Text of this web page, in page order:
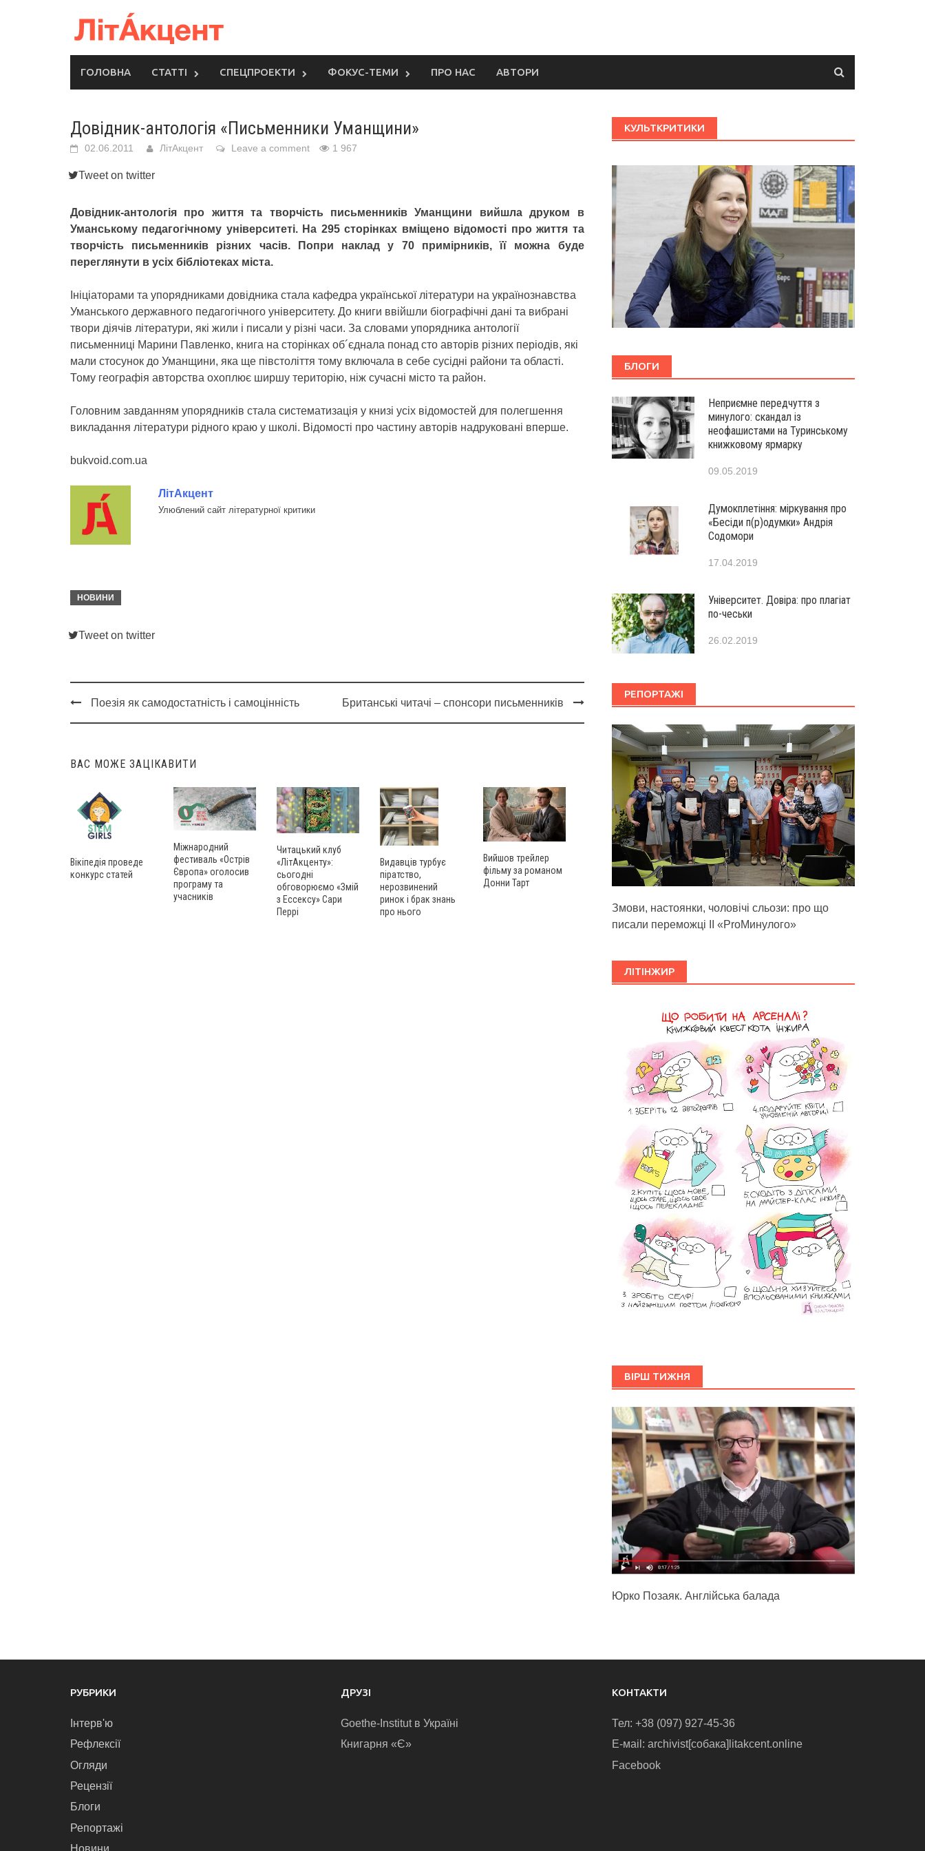
ГОЛОВНА СТАТТІ СПЕЦПРОЕКТИ ФОКУС-ТЕМИ ПРО НАС АВТОРИ
Довідник-антологія «Письменники Уманщини»
02.06.2011 ЛітАкцент Leave a comment 1 967
Tweet on twitter
Довідник-антологія про життя та творчість письменників Уманщини вийшла друком в
Уманському педагогічному університеті. На 295 сторінках вміщено відомості про життя та
творчість письменників різних часів. Попри наклад у 70 примірників, її можна буде
переглянути в усіх бібліотеках міста.
Ініціаторами та упорядниками довідника стала кафедра української літератури на українознавства
Уманського державного педагогічного університету. До книги ввійшли біографічні дані та вибрані
твори діячів літератури, які жили і писали у різні часи. За словами упорядника антології
письменниці Марини Павленко, книга на сторінках об´єднала понад сто авторів різних періодів, які
мали стосунок до Уманщини, яка ще півстоліття тому включала в себе сусідні райони та області.
Тому географія авторства охоплює ширшу територію, ніж сучасні місто та район.
Головним завданням упорядників стала систематизація у книзі усіх відомостей для полегшення
викладання літератури рідного краю у школі. Відомості про частину авторів надруковані вперше.
bukvoid.com.ua
ЛітАкцент
Улюблений сайт літературної критики
НОВИНИ
Tweet on twitter
Post
Поезія як самодостатність і самоцінність Британські читачі – спонсори письменників
ВАС МОЖЕ ЗАЦІКАВИТИ
Вікіпедія проведе
конкурс статей
Міжнародний
фестиваль «Острів
Європа» оголосив
програму та
учасників
Читацький клуб
«ЛітАкценту»:
сьогодні
обговорюємо «Змій
з Ессексу» Сари
Перрі
Видавців турбує
піратство,
нерозвинений
ринок і брак знань
про нього
Вийшов трейлер
фільму за романом
Донни Тарт
КУЛЬТКРИТИКИ
БЛОГИ
Неприємне передчуття з
минулого: скандал із
неофашистами на Туринському
книжковому ярмарку
09.05.2019
Думокплетіння: міркування про
«Бесіди п(р)одумки» Андрія
Содомори
17.04.2019
Університет. Довіра: про плагіат
по-чеськи
26.02.2019
РЕПОРТАЖІ
Змови, настоянки, чоловічі сльози: про що
писали переможці ІІ «ProМинулого»
ЛІТІНЖИР
ВІРШ ТИЖНЯ
Юрко Позаяк. Англійська балада
РУБРИКИ
Інтерв'ю
Рефлексії
Огляди
Рецензії
Блоги
Репортажі
Новини
ДРУЗІ
Goethe-Institut в Україні
Книгарня «Є»
КОНТАКТИ
Тел: +38 (097) 927-45-36
E-маіl: archivist[собака]litakcent.online
Facebook